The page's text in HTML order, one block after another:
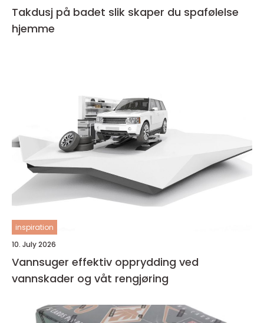
Takdusj på badet slik skaper du spafølelse
hjemme
inspiration
10. July 2026
Vannsuger effektiv opprydding ved
vannskader og våt rengjøring